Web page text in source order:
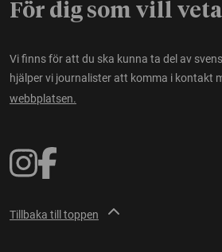
För dig som vill veta
Vi finns för att du ska kunna ta del av
hjälper vi journalister att komma i kontakt
webbplatsen.
Tillbaka till toppen